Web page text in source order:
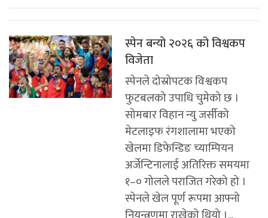
स्पेन बन्यो २०२६ को विश्वकप
विजेता
स्पेनले दोस्रोपटक विश्वकप
फुटबलको उपाधि चुमेको छ ।
सोमबार विहान न्यु जर्सीको
मेटलाइफ रंगशालामा भएको
खेलमा डिफेन्डिङ च्याम्पियन
अर्जेन्टिनालाई अतिरिक्त समयमा
१–० गोलले पराजित गरेको हो ।
स्पेनले खेल पूर्ण रूपमा आफ्नो